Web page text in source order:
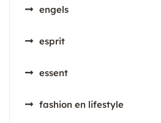
engels
esprit
essent
fashion en lifestyle